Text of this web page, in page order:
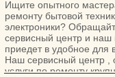
юге страны
Ищите опытного
ремонту бытовой
электроники?
сервисный центр и наш
приедет в удобное для
Наш сервисный центр ,
услуги по ремонту